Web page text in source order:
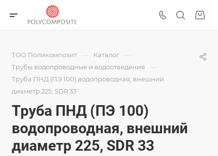
ТОО Поликомпозит — Каталог —
Трубы водопроводные и водоотведения —
Труба ПНД (ПЭ 100) водопроводная, внешний
диаметр 225, SDR 33
Труба ПНД (ПЭ 100)
водопроводная, внешний
диаметр 225, SDR 33